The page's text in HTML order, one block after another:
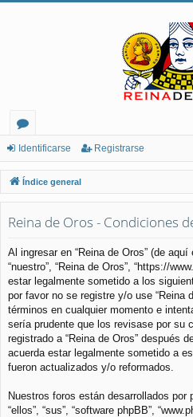
or
os
Identificarse Registrarse
Índice general
Reina de Oros - Condiciones
Al ingresar en “Reina de Oros” (de aquí
“nuestro”, “Reina de Oros”, “https://
estar legalmente sometido a los
por favor no se registre y/o use “Reina
términos en cualquier momento e
sería prudente que los revisase por su
registrado a “Reina de Oros” después
acuerda estar legalmente sometido a
fueron actualizados y/o reformados.
Nuestros foros están desarrollados por
“ellos”, “sus”, “software phpBB”,